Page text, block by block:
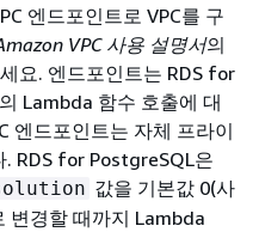
엔드포인트로 VPC를 구
VPC 사용 설명서의
요. 엔드포인트는 RDS for
의 Lambda 함수 호출에 대
엔드포인트는 자체 프라이
. RDS for PostgreSQL은
값을 기본값 0(사
변경할 때까지 Lambda